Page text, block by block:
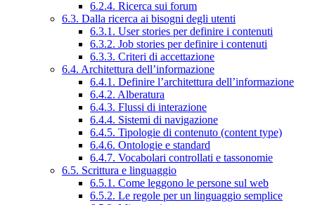
6.2.4. Ricerca sui forum
6.3. Dalla ricerca ai bisogni degli utenti
6.3.1. User stories per definire i contenuti
6.3.2. Job stories per definire i contenuti
6.3.3. Criteri di accettazione
6.4. Architettura dell’informazione
6.4.1. Definire l’architettura dell’informazione
6.4.2. Alberatura
6.4.3. Flussi di interazione
6.4.4. Sistemi di navigazione
6.4.5. Tipologie di contenuto (content type)
6.4.6. Ontologie e standard
6.4.7. Vocabolari controllati e tassonomie
6.5. Scrittura e linguaggio
6.5.1. Come leggono le persone sul web
6.5.2. Le regole per un linguaggio semplice